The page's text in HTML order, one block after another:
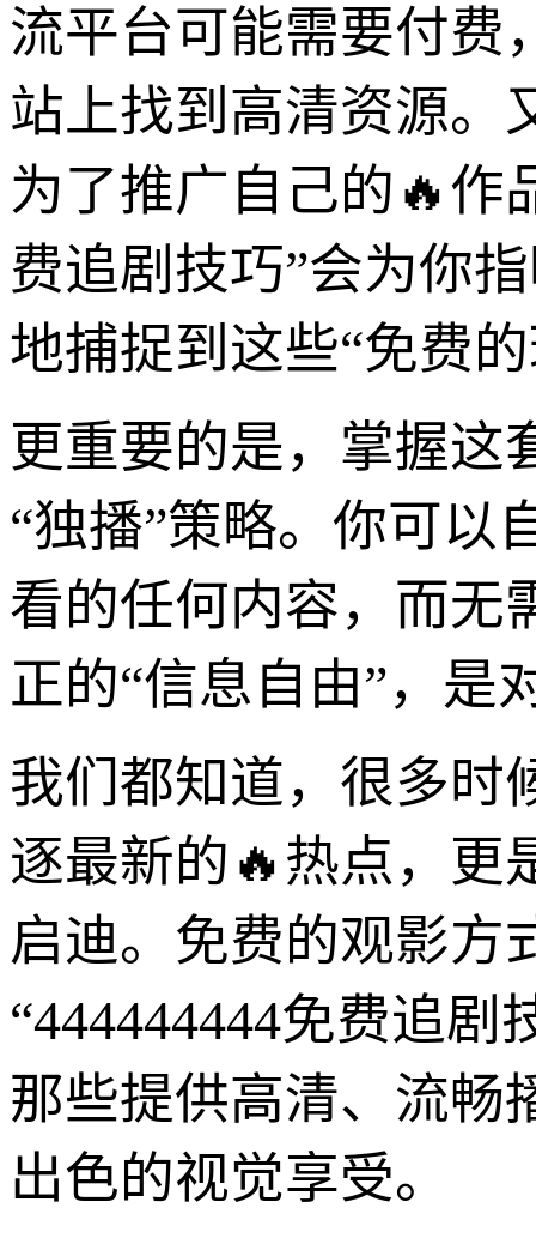
流平台可能需要付费
站上找到高清资源。
为了推广自己的🔥作
费追剧技巧”会为你
地捕捉到这些“免费
更重要的是，掌握这
“独播”策略。你可以
看的任何内容，而无
正的“信息自由”，是
我们都知道，很多时
逐最新的🔥热点，更
启迪。免费的观影方
“444444444免费追
那些提供高清、流畅
出色的视觉享受。